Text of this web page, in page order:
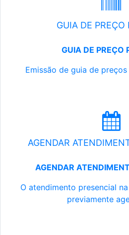
GUIA DE PREÇO
GUIA DE PREÇO
Emissão de guia de
AGENDAR
AGENDAR
O atendimento presencial
previamente